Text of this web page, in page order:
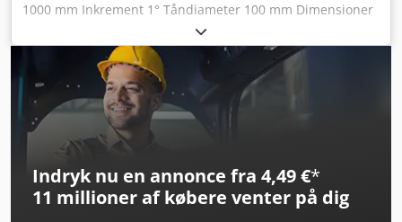
1000 mm Inkrement 1° Tåndiameter 100 mm Dimensioner
L x B x H 1100 x 750 x 1170 mm Djdpfov N Hk Aox Almekr
Vægt ca. 2000 kg Siegfried Volz Værktøjsmaskiner
Rüschebrinkstr. 151-153 DE - 44143 Dortmund - Wambel
Indryk nu en annonce fra 4,49 €*
11 millioner af købere venter på dig